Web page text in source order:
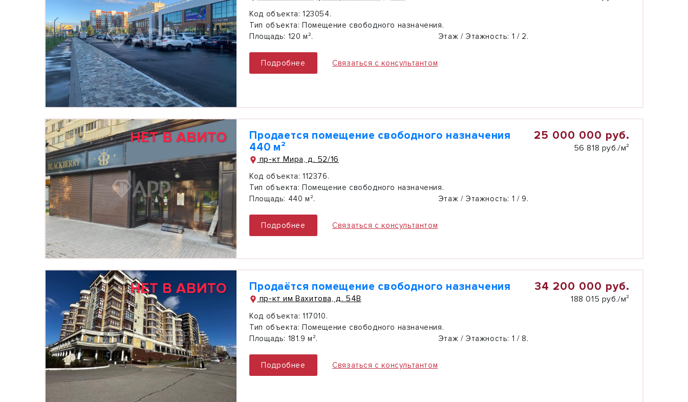
Код объекта: 123054.
Тип объекта: Помещение свободного назначения.
Площадь: 120 м². Этаж / Этажность: 1 / 2.
Подробнее Связаться с консультантом
НЕТ В АВИТО
Продается помещение свободного назначения
440 м²
пр-кт Мира, д. 52/16
25 000 000 руб.
56 818 руб./м²
Код объекта: 112376.
Тип объекта: Помещение свободного назначения.
Площадь: 440 м². Этаж / Этажность: 1 / 9.
Подробнее Связаться с консультантом
НЕТ В АВИТО Продаётся помещение свободного назначения
пр-кт им Вахитова, д. 54В
34 200 000 руб.
188 015 руб./м²
Код объекта: 117010.
Тип объекта: Помещение свободного назначения.
Площадь: 181.9 м². Этаж / Этажность: 1 / 8.
Подробнее Связаться с консультантом